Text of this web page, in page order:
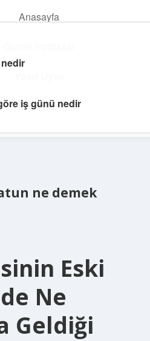
Anasayfa
Hakkımızda
ne demek
Eski
Ne
Geldiği
iş günü nedir